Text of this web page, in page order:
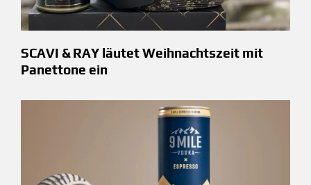
SCAVI & RAY läutet Weihnachtszeit mit
Panettone ein